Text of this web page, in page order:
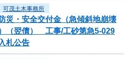
可茂土木事務所
災・安全交付金（急傾斜地崩壊
（翌債） 工事/工砂第急5-029
札公告